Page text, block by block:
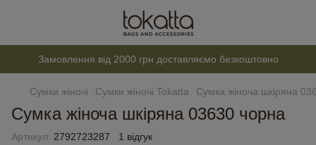
Замовлення від 2000 грн доставляємо безкоштовно
Сумки жіночі Сумки жіночі Tokatta Сумка жіноча шкіряна
Сумка жіноча шкіряна 03630 чорна
Артикул: 2792723287 1 відгук